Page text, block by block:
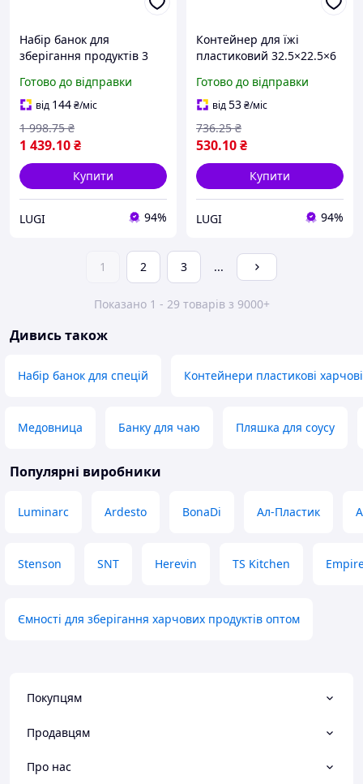
Набір банок для
зберігання продуктів 3
порцеляновій підставці
зелений (HP-15-31)
Готово до відправки
від 144₴/міс
1 439.10₴
1 998.75 ₴
Купити
LUGI 94%
Контейнер для їжі
пластиковий 32.5×22.5×6
індикатором дати,
харчовий контейнер
зберігання вентиляція
Готово до відправки
від53₴/міс
530.10₴
736.25 ₴
Купити
LUGI 94%
1 2 3 ...
Показано 1 - 29 товарів з 9000+
Дивись також
Набір банок для спецій Контейнери пластикові харчові
Медовница Банку для чаю Пляшка для соусу
Популярні виробники
Luminarc Ardesto BonaDi Ал-Пластик
Stenson SNT Herevin TS Kitchen
Ємності для зберігання харчових продуктів оптом
Покупцям
Продавцям
Про нас